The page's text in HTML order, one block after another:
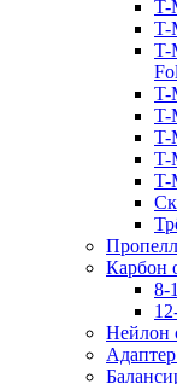
T-
T-
T-
T-
T-
T-
T-
T-
Карбон
8-
Нейлон